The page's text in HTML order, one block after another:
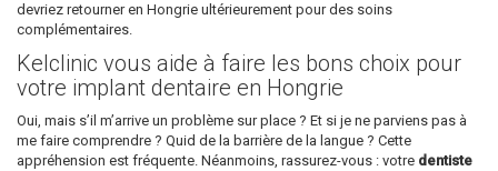
devriez retourner en Hongrie ultérieurement pour des soins
complémentaires.
Kelclinic vous aide à faire les bons choix pour
votre implant dentaire en Hongrie
Oui, mais s’il m’arrive un problème sur place ? Et si je ne parviens pas à
me faire comprendre ? Quid de la barrière de la langue ? Cette
appréhension est fréquente. Néanmoins, rassurez-vous : votre dentiste